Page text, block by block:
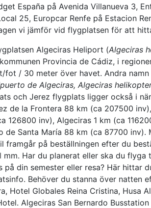
España på Avenida Villanueva 3,
25, Europcar Renfe på Estacion
vi jämför vid flygplatsen för att
Algeciras Heliport (Algeciras
Provincia de Cádiz, i
fot / 30 meter över havet. Andra
de Algeciras, Algeciras
och Jerez flygplats ligger också i
de la Frontera 88 km (ca 207500
126800 inv), Algeciras 1 km (ca
de Santa María 88 km (ca 87700 inv).
framgår på beställningen efter du
Har du planerat eller ska du flyga
din semester eller resa? Här hittar
Behöver du stanna över natten
Hotel Globales Reina Cristina, Husa
Algeciras San Bernardo